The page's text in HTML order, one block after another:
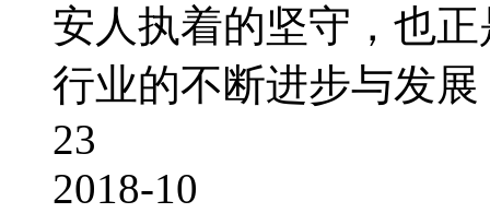
安人执着的坚守，也
行业的不断进步与发展
23
2018-10